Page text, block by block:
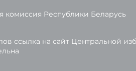
комиссия Республики Беларусь
ссылка на сайт Центральной